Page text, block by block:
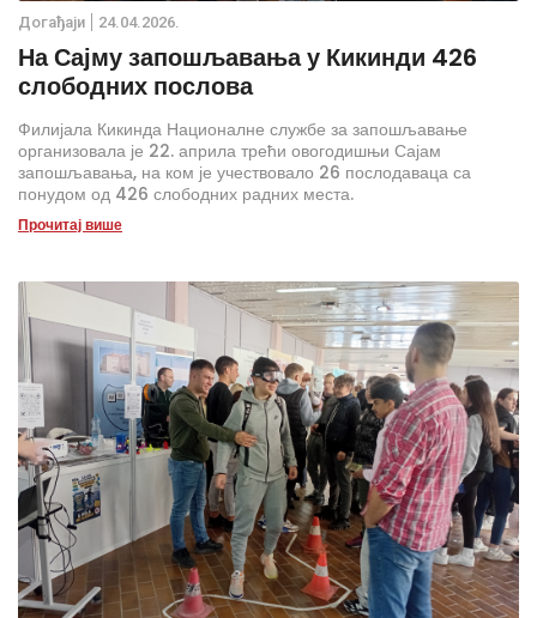
Дoгађаjи 24.04.2026.
На Сајму запошљавања у Кикинди 426
слободних послова
Филијала Кикинда Националне службе за запошљавање
организовала је 22. априла трећи овогодишњи Сајам
запошљавања, на ком је учествовало 26 послодаваца са
понудом од 426 слободних радних места.
Прочитај више